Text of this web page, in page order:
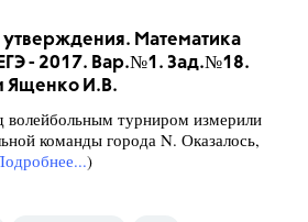
утверждения. Математика
- 2017. Вар.№1. Зад.№18.
Ященко И.В.
волейбольным турниром измерили
команды города N. Оказалось,
)